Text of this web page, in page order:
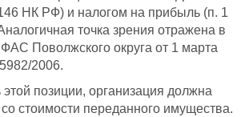
НК РФ) и налогом на прибыль (п. 1
точка зрения отражена в
Поволжского округа от 1 марта
2006.
этой позиции, организация должна
стоимости переданного имущества.